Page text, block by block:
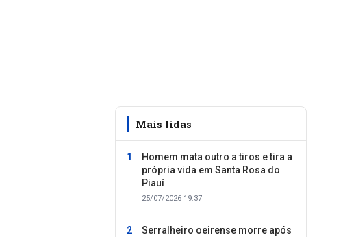
Mais lidas
Homem mata outro a tiros e tira a
própria vida em Santa Rosa do
Piauí
25/07/2026 19:37
Serralheiro oeirense morre após